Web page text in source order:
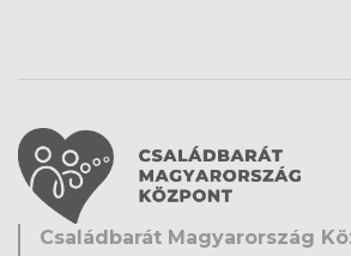
Családbarát Magyarország